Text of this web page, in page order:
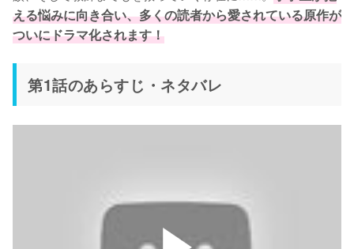
える悩みに向き合い、多くの読者から愛されている原作が
ついにドラマ化されます！
第1話のあらすじ・ネタバレ